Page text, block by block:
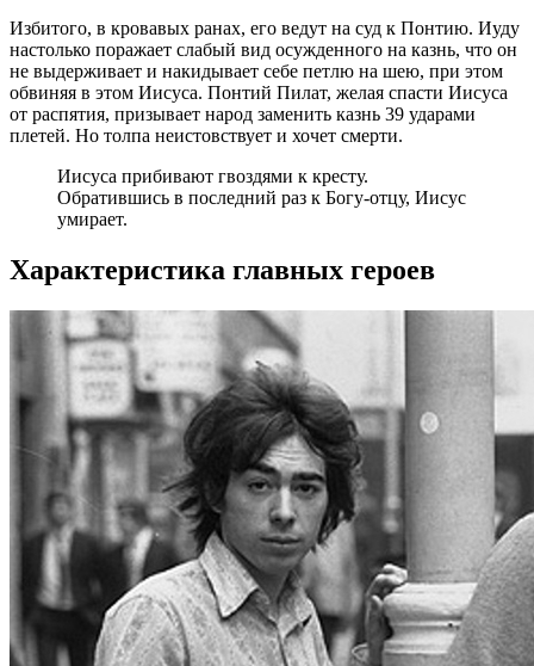
Избитого, в кровавых ранах, его ведут на суд к Понтию. Иуду
настолько поражает слабый вид осужденного на казнь, что он
не выдерживает и накидывает себе петлю на шею, при этом
обвиняя в этом Иисуса. Понтий Пилат, желая спасти Иисуса
от распятия, призывает народ заменить казнь 39 ударами
плетей. Но толпа неистовствует и хочет смерти.
Иисуса прибивают гвоздями к кресту.
Обратившись в последний раз к Богу-отцу, Иисус
умирает.
Характеристика главных героев